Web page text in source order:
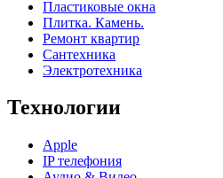
Пластиковые окна
Плитка. Камень.
Ремонт квартир
Сантехника
Электротехника
Технологии
Apple
IP телефония